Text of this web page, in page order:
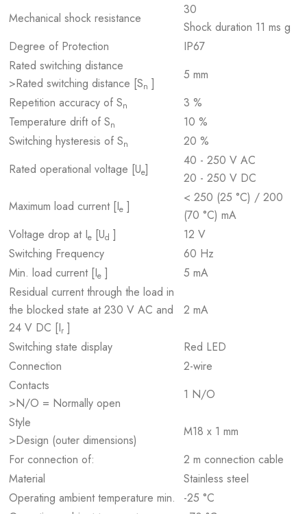
Mechanical shock resistance
30
Shock duration 11 ms g
Degree of Protection
IP67
Rated switching distance
>Rated switching distance [Sn ]
5 mm
Repetition accuracy of Sn
3 %
Temperature drift of Sn
10 %
Switching hysteresis of Sn
20 %
Rated operational voltage [Ue]
40 - 250 V AC
20 - 250 V DC
Maximum load current [Ie ]
< 250 (25 °C) / 200
(70 °C) mA
Voltage drop at Ie [Ud ]
12 V
Switching Frequency
60 Hz
Min. load current [Ie ]
5 mA
Residual current through the load in
the blocked state at 230 V AC and
24 V DC [Ir ]
2 mA
Switching state display
Red LED
Connection
2-wire
Contacts
>N/O = Normally open
1 N/O
Style
>Design (outer dimensions)
M18 x 1 mm
For connection of:
2 m connection cable
Material
Stainless steel
Operating ambient temperature min.
-25 °C